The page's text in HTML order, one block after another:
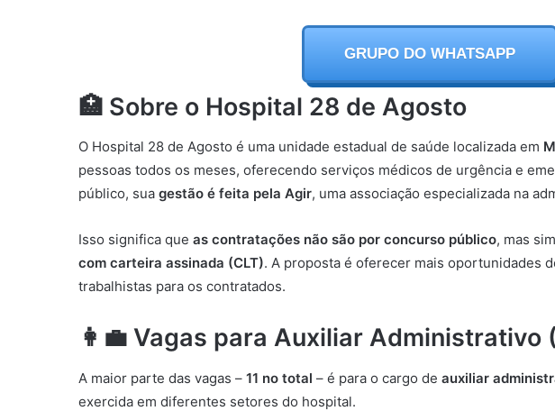
GRUPO DO WHATSAPP
🏥 Sobre o Hospital 28 de Agosto
O Hospital 28 de Agosto é uma unidade estadual de saúde localizada em
pessoas todos os meses, oferecendo serviços médicos de urgência e
público, sua gestão é feita pela Agir, uma associação especializada na
Isso significa que as contratações não são por concurso público, mas
com carteira assinada (CLT). A proposta é oferecer mais oportunidades
trabalhistas para os contratados.
👩‍💼 Vagas para Auxiliar Administrativo
A maior parte das vagas – 11 no total – é para o cargo de auxiliar
exercida em diferentes setores do hospital.